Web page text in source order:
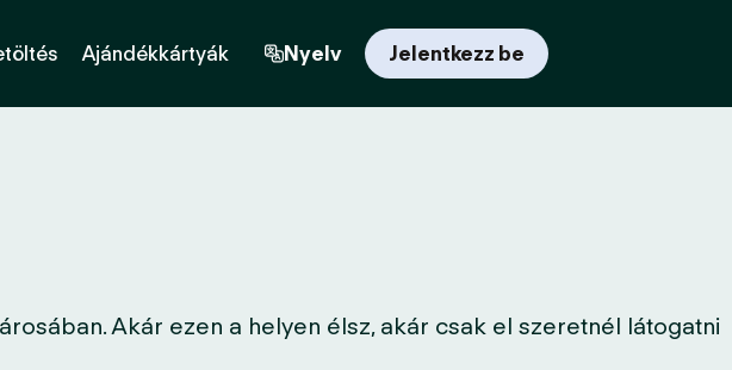
Ajándékkártyák Nyelv Jelentkezz be
Akár ezen a helyen élsz, akár csak el szeretnél látogatni